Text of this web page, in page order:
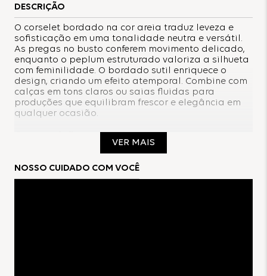
DESCRIÇÃO
O corselet bordado na cor areia traduz leveza e
sofisticação em uma tonalidade neutra e versátil.
As pregas no busto conferem movimento delicado,
enquanto o peplum estruturado valoriza a silhueta
com feminilidade. O bordado sutil enriquece o
design, criando um efeito atemporal. Combine com
calças em tons claros ou saias fluidas para
produções que equilibram frescor e elegância em
qualquer ocasião.
Forro:
VER MAIS
NOSSO CUIDADO COM VOCÊ